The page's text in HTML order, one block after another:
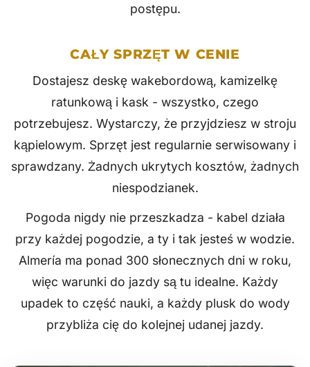
postępu.
CAŁY SPRZĘT W CENIE
Dostajesz deskę wakebordową, kamizelkę
ratunkową i kask - wszystko, czego
potrzebujesz. Wystarczy, że przyjdziesz w stroju
kąpielowym. Sprzęt jest regularnie serwisowany i
sprawdzany. Żadnych ukrytych kosztów, żadnych
niespodzianek.
Pogoda nigdy nie przeszkadza - kabel działa
przy każdej pogodzie, a ty i tak jesteś w wodzie.
Almería ma ponad 300 słonecznych dni w roku,
więc warunki do jazdy są tu idealne. Każdy
upadek to część nauki, a każdy plusk do wody
przybliża cię do kolejnej udanej jazdy.